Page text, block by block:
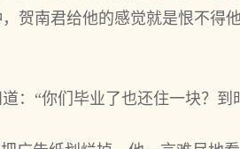
贺南君给他的感觉就是恨不得
：“你们毕业了也还住一块？